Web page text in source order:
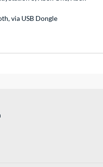
via USB Dongle